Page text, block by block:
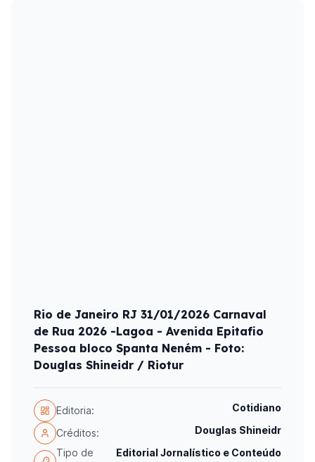
Rio de Janeiro RJ 31/01/2026 Carnaval
de Rua 2026 -Lagoa - Avenida Epitafio
Pessoa bloco Spanta Neném - Foto:
Douglas Shineidr / Riotur
Editoria: Cotidiano
Créditos:
Douglas Shineidr
Tipo de
Editorial Jornalístico e Conteúdo